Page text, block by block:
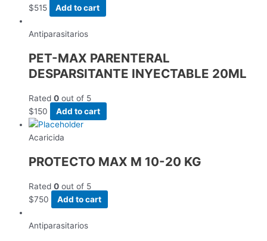
$515 Add to cart
Antiparasitarios
PET-MAX PARENTERAL
DESPARSITANTE INYECTABLE 20ML
Rated 0 out of 5
$150 Add to cart
Acaricida
PROTECTO MAX M 10-20 KG
Rated 0 out of 5
$750 Add to cart
Antiparasitarios